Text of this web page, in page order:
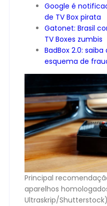
Google é
de TV Box pirata
Gatonet: Brasil
TV Boxes zumbis
BadBox 2.0:
esquema de
Principal
aparelhos
Ultraskrip/Shutterstock)